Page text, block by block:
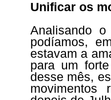
Unificar os
Analisando
podíamos,
estavam a
para um
desse mês,
movimentos